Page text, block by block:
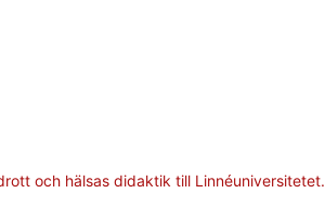
och hälsas didaktik till Linnéuniversitetet.